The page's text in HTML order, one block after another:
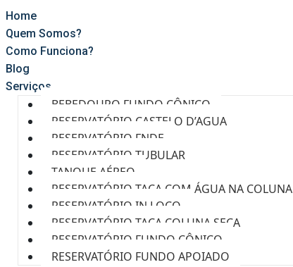
Home
Quem Somos?
Como Funciona?
Blog
Serviços
BEBEDOURO FUNDO CÔNICO
RESERVATÓRIO CASTELO D’AGUA
RESERVATÓRIO FNDE
RESERVATÓRIO TUBULAR
TANQUE AÉREO
RESERVATÓRIO TAÇA COM ÁGUA NA COLUNA
RESERVATÓRIO IN LOCO
RESERVATÓRIO TAÇA COLUNA SECA
RESERVATÓRIO FUNDO CÔNICO
RESERVATÓRIO FUNDO APOIADO